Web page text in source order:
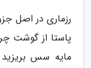
رزماری در اصل
پاستا از گوشت
مایه سس